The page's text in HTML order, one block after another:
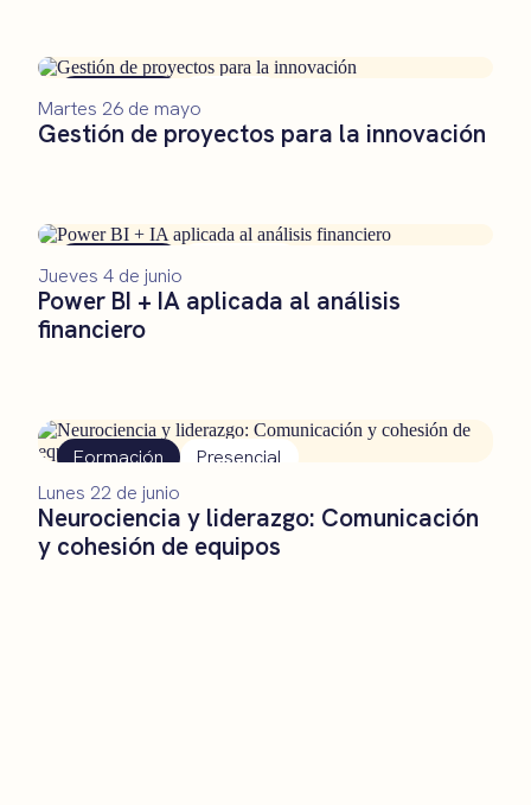
Gestión de proyectos para la innovación
Martes 26 de mayo
Power BI + IA aplicada al análisis
financiero
Jueves 4 de junio
Formación Presencial
Neurociencia y liderazgo: Comunicación
y cohesión de equipos
Lunes 22 de junio